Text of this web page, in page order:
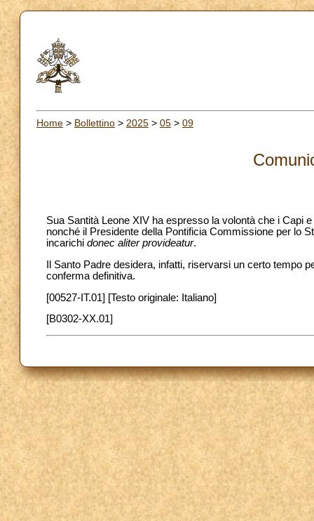
Home > Bollettino > 2025 > 05 > 09
Sua Santità Leone XIV ha espresso la volontà che i Capi
nonché il Presidente della Pontificia Commissione per lo
incarichi donec aliter provideatur.
Il Santo Padre desidera, infatti, riservarsi un certo tempo
conferma definitiva.
[00527-IT.01] [Testo originale: Italiano]
[B0302-XX.01]